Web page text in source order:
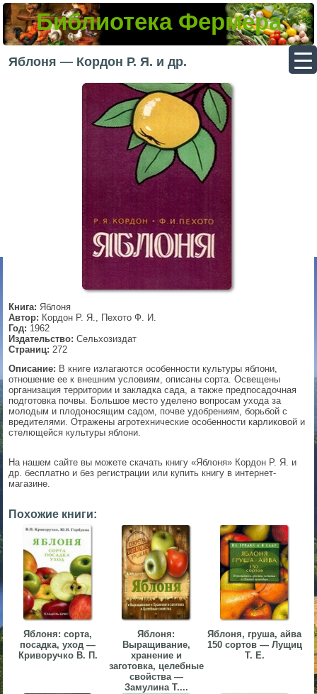
Библиотека Фермера
Яблоня — Кордон Р. Я. и др.
Книга: Яблоня
Автор: Кордон Р. Я., Пехото Ф. И.
Год: 1962
Издательство: Сельхозиздат
Страниц: 272
Описание: В книге излагаются особенности культуры яблони,
отношение ее к внешним условиям, описаны сорта. Освещены
организация территории и закладка сада, а также предпосадочная
подготовка почвы. Большое место уделено вопросам ухода за
молодым и плодоносящим садом, почве удобрениям, борьбой с
вредителями. Отражены агротехнические особенности карликовой и
стелющейся культуры яблони.
На нашем сайте вы можете скачать книгу «Яблоня» Кордон Р. Я. и
др. бесплатно и без регистрации или купить книгу в интернет-
магазине.
Похожие книги:
Яблоня: сорта,
посадка, уход —
Криворучко В. П.
Яблоня:
Выращивание,
хранение и
заготовка, целебные
свойства —
Замулина Т....
Яблоня, груша, айва
150 сортов — Лущиц
Т. Е.
▼
▼
▼
▼